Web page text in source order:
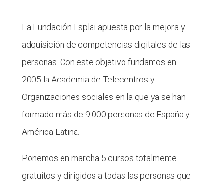
La Fundación Esplai apuesta por la mejora y
adquisición de competencias digitales de las
personas. Con este objetivo fundamos en
2005 la Academia de Telecentros y
Organizaciones sociales en la que ya se han
formado más de 9.000 personas de España y
América Latina.
Ponemos en marcha 5 cursos totalmente
gratuitos y dirigidos a todas las personas que